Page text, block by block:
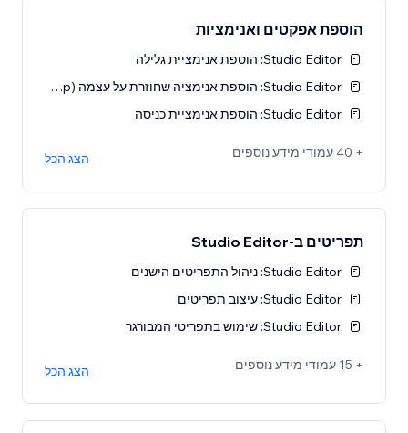
הוספת אפקטים ואנימציות
Studio Editor: הוספת אנימציית גלילה
Studio Editor: הוספת אנימציה שחוזרת על עצמה (Loop)
Studio Editor: הוספת אנימציית כניסה
+ 40 עמודי מידע נוספים הצג הכל
תפריטים ב-Studio Editor
Studio Editor: ניהול התפריטים הישנים
Studio Editor: עיצוב תפריטים
Studio Editor: שימוש בתפריטי המבורגר
+ 15 עמודי מידע נוספים הצג הכל